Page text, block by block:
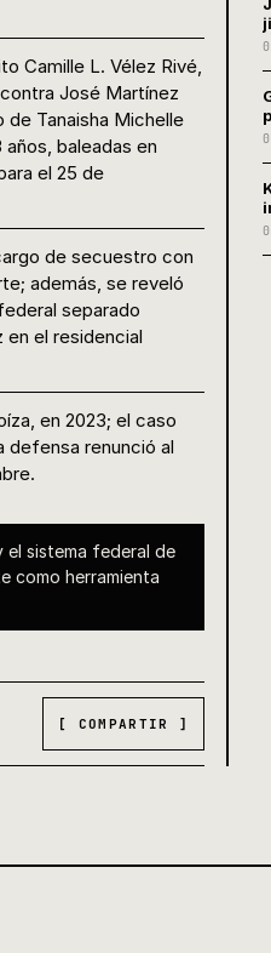
Camille L. Vélez Rivé,
José Martínez
de Tanaisha Michelle
baleadas en
el 25 de
de secuestro con
además, se reveló
separado
en el residencial
en 2023; el caso
defensa renunció al
el sistema federal de
como herramienta
[ COMPARTIR ]